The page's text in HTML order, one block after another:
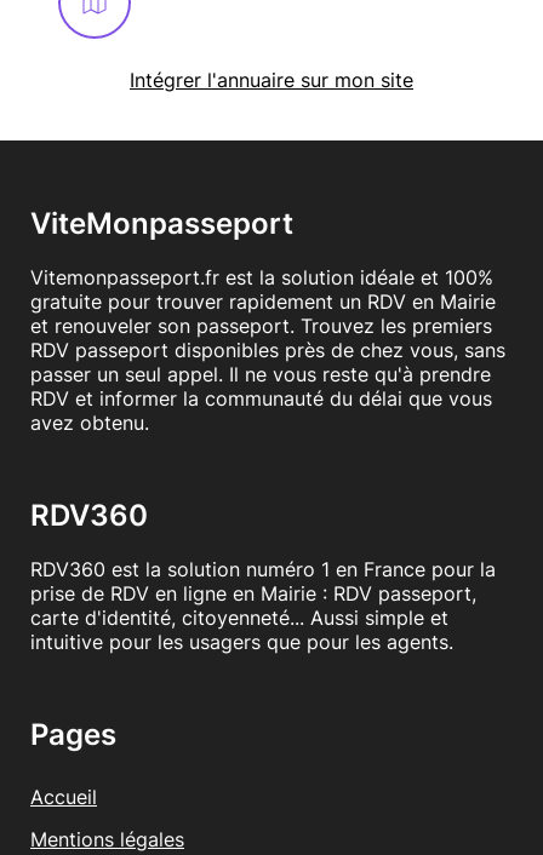
Intégrer l'annuaire sur mon site
ViteMonpasseport
Vitemonpasseport.fr est la solution idéale et 100%
gratuite pour trouver rapidement un RDV en Mairie
et renouveler son passeport. Trouvez les premiers
RDV passeport disponibles près de chez vous, sans
passer un seul appel. Il ne vous reste qu'à prendre
RDV et informer la communauté du délai que vous
avez obtenu.
RDV360
RDV360 est la solution numéro 1 en France pour la
prise de RDV en ligne en Mairie : RDV passeport,
carte d'identité, citoyenneté... Aussi simple et
intuitive pour les usagers que pour les agents.
Pages
Accueil
Mentions légales